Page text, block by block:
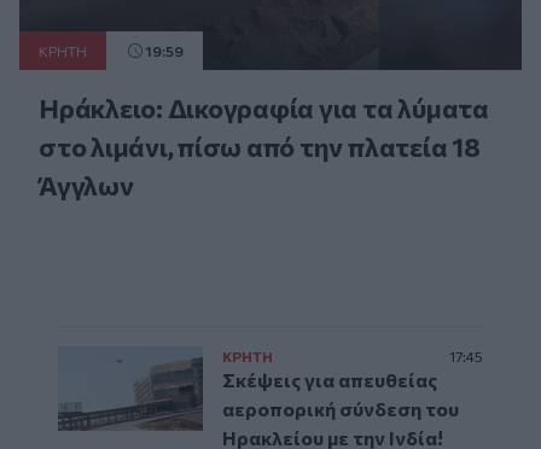
ΚΡΗΤΗ 19:59
Ηράκλειο: Δικογραφία για τα λύματα
στο λιμάνι, πίσω από την πλατεία 18
Άγγλων
ΚΡΗΤΗ 17:45
Σκέψεις για απευθείας
αεροπορική σύνδεση του
Ηρακλείου με την Ινδία!